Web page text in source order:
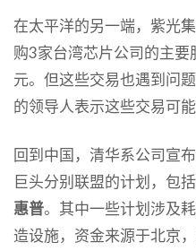
在太平洋的另一端，紫光
购3家台湾芯片公司的主
元。但这些交易也遇到问
的领导人表示这些交易可
回到中国，清华系公司宣
巨头分别联盟的计划，包括
惠普。其中一些计划涉及
造设施，资金来源于北京